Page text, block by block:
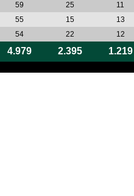
59 25
11
55 15
13
54 22 12
4.979 2.395 1.219